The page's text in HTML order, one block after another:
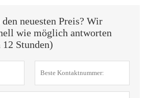
neuesten Preis? Wir
wie möglich antworten
Stunden)